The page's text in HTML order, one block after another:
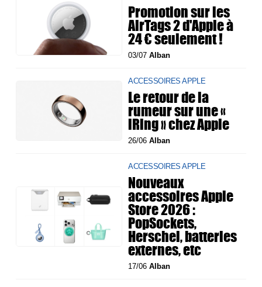
Promotion sur les
AirTags 2 d'Apple à
24 € seulement !
03/07Alban
ACCESSOIRES APPLE
Le retour de la
rumeur sur une «
iRing » chez Apple
26/06Alban
ACCESSOIRES APPLE
Nouveaux
accessoires Apple
Store 2026 :
PopSockets,
Herschel, batteries
externes, etc
17/06Alban